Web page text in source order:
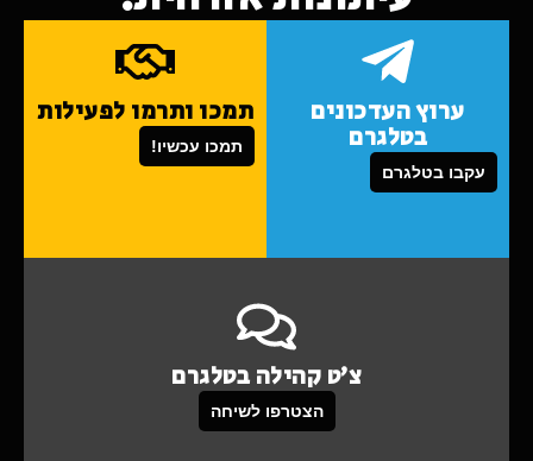
ערוץ העדכונים
בטלגרם
עקבו בטלגרם
תמכו ותרמו לפעילות
תמכו עכשיו!
צ'ט קהילה בטלגרם
הצטרפו לשיחה